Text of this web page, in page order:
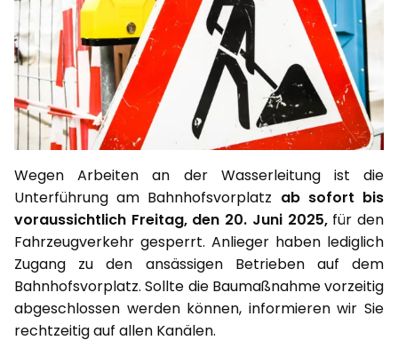
Wegen Arbeiten an der Wasserleitung ist die
Unterführung am Bahnhofsvorplatz ab sofort bis
voraussichtlich Freitag, den 20. Juni 2025,für den
Fahrzeugverkehr gesperrt. Anlieger haben lediglich
Zugang zu den ansässigen Betrieben auf dem
Bahnhofsvorplatz. Sollte die Baumaßnahme vorzeitig
abgeschlossen werden können, informieren wir Sie
rechtzeitig auf allen Kanälen.